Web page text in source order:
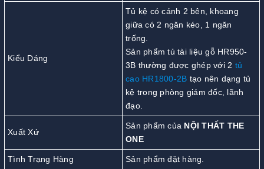
Kiểu Dáng
Tủ kệ có cánh 2 bên, khoang
giữa có 2 ngăn kéo, 1 ngăn
trống.
Sản phẩm tủ tài liệu gỗ HR950-
3B thường được ghép với 2 tủ
cao HR1800-2B tạo nên dạng tủ
kệ trong phòng giám đốc, lãnh
đạo.
Xuất Xứ
Sản phẩm của NỘI THẤT THE
ONE
Tình Trạng Hàng Sản phẩm đặt hàng.